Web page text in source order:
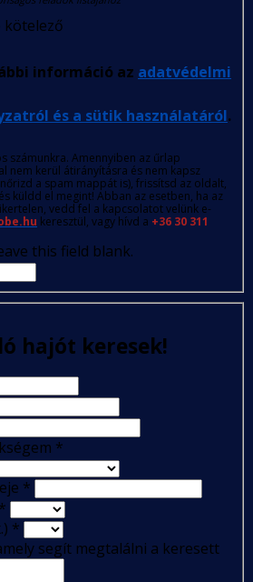
kötelező
információ az adatvédelmi
és a sütik használatáról.
számunkra. Amennyiben az űrlap
nem kerül átirányításra és nem kapsz
a spam mappát is), frissítsd az oldalt,
küldd el megint! Abban az esetben, ha az
vedd fel a kapcsolatot velünk e-
keresztül, vagy hívd a +36 30 311
this field blank.
hajót keresek!
*
*
*
*
segít megtalálni a keresett